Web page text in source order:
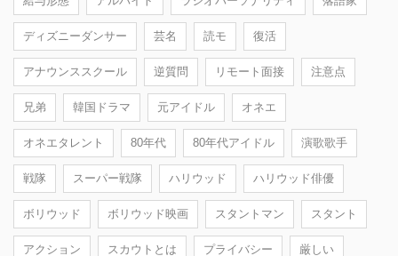
ディズニーダンサー 芸名 読モ 復活
アナウンススクール 逆質問 リモート面接 注意点
兄弟 韓国ドラマ 元アイドル オネエ
オネエタレント 80年代 80年代アイドル 演歌歌手
戦隊 スーパー戦隊 ハリウッド ハリウッド俳優
ボリウッド ボリウッド映画 スタントマン スタント
アクション スカウトとは プライバシー 厳しい